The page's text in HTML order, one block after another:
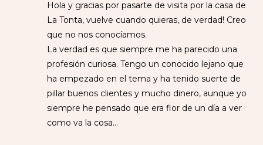
Hola y gracias por pasarte de visita por la casa de
La Tonta, vuelve cuando quieras, de verdad! Creo
que no nos conocíamos.
La verdad es que siempre me ha parecido una
profesión curiosa. Tengo un conocido lejano que
ha empezado en el tema y ha tenido suerte de
pillar buenos clientes y mucho dinero, aunque yo
siempre he pensado que era flor de un día a ver
como va la cosa…